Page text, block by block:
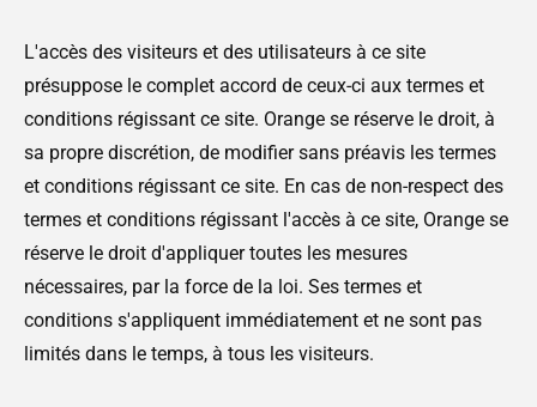
L'accès des visiteurs et des utilisateurs à ce site
présuppose le complet accord de ceux-ci aux termes et
conditions régissant ce site. Orange se réserve le droit, à
sa propre discrétion, de modifier sans préavis les termes
et conditions régissant ce site. En cas de non-respect des
termes et conditions régissant l'accès à ce site, Orange se
réserve le droit d'appliquer toutes les mesures
nécessaires, par la force de la loi. Ses termes et
conditions s'appliquent immédiatement et ne sont pas
limités dans le temps, à tous les visiteurs.